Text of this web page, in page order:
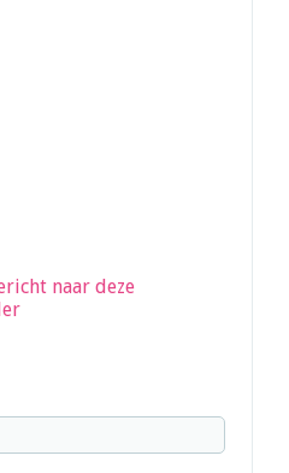
naar deze